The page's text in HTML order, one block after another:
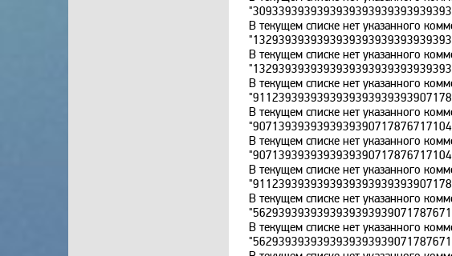
В текущем списке нет указанного
В текущем списке нет указанного
В текущем списке нет указанного
В текущем списке нет указанного
В текущем списке нет указанного
В текущем списке нет указанного
В текущем списке нет указанного
В текущем списке нет указанного